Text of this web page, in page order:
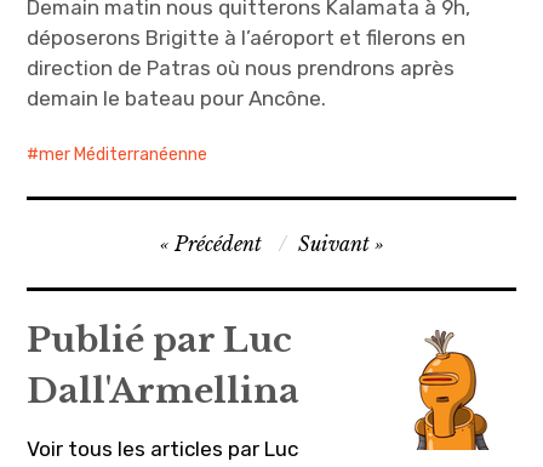
Demain matin nous quitterons Kalamata à 9h,
déposerons Brigitte à l’aéroport et filerons en
direction de Patras où nous prendrons après
demain le bateau pour Ancône.
mer Méditerranéenne
Navigation
de
l’article
Précédent Suivant
Publié parLuc
Dall'Armellina
Voir tous les articles par Luc